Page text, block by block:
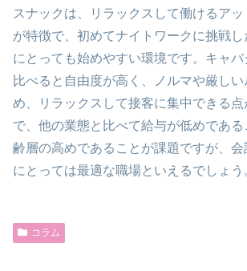
スナックは、リラックスして働けるア
が特徴で、初めてナイトワークに挑戦
にとっても始めやすい環境です。キャ
比べると自由度が高く、ノルマや厳し
め、リラックスして接客に集中できる
で、他の業態と比べて給与が低めであ
齢層の高めであることが課題ですが、
にとっては最適な職場といえるでしょう
コラム